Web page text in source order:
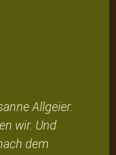
Allgeier.
wir. Und
dem